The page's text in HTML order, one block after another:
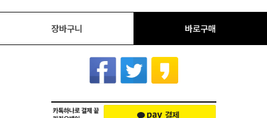
장바구니 바로구매